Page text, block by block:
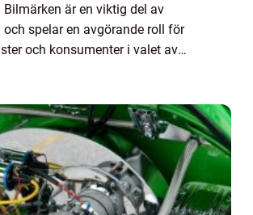
Bilmärken är en viktig del av
och spelar en avgörande roll för
och konsumenter i valet av